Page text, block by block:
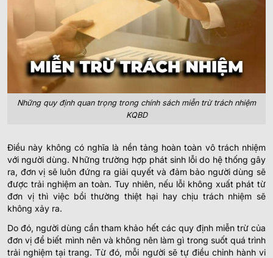
Những quy định quan trọng trong chính sách miễn trừ trách nhiệm
KQBD
Điều này không có nghĩa là nền tảng hoàn toàn vô trách nhiệm
với người dùng. Những trường hợp phát sinh lỗi do hệ thống gây
ra, đơn vị sẽ luôn đứng ra giải quyết và đảm bảo người dùng sẽ
được trải nghiệm an toàn. Tuy nhiên, nếu lỗi không xuất phát từ
đơn vị thì việc bồi thường thiệt hại hay chịu trách nhiệm sẽ
không xảy ra.
Do đó, người dùng cần tham khảo hết các quy định miễn trừ của
đơn vị để biết mình nên và không nên làm gì trong suốt quá trình
trải nghiệm tại trang. Từ đó, mỗi người sẽ tự điều chỉnh hành vi